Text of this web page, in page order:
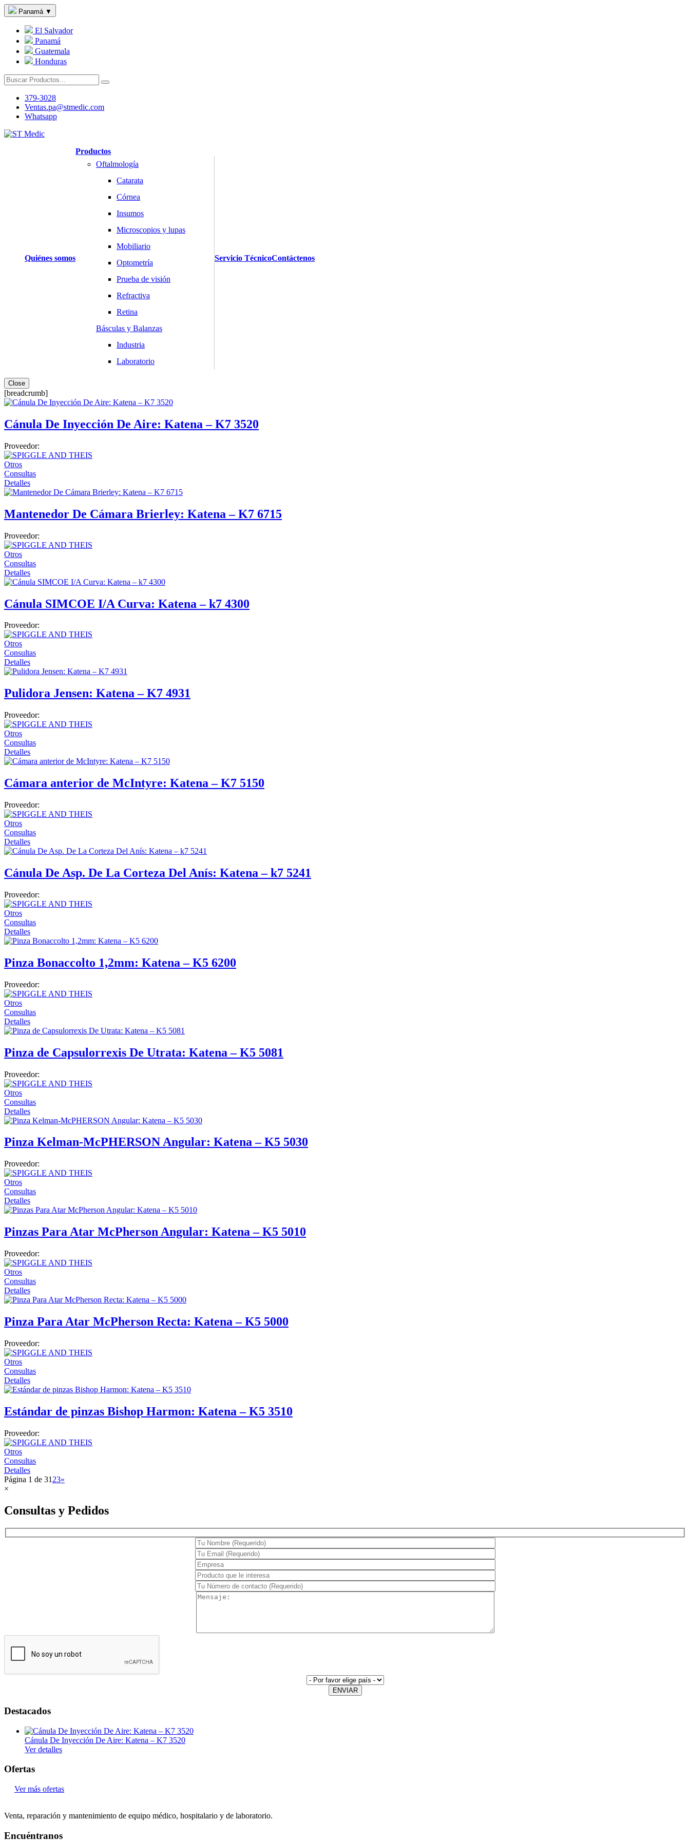
Panamá ▼
El Salvador
Panamá
Guatemala
Honduras
379-3028
Ventas.pa@stmedic.com
Whatsapp
Quiénes somos
Productos
Oftalmología
Catarata
Córnea
Insumos
Microscopios y lupas
Mobiliario
Optometría
Prueba de visión
Refractiva
Retina
Básculas y Balanzas
Industria
Laboratorio
Electrocardiógrafos
Confort
Movilidad
Rígida
Desfribiladores
Ginecología
Mobiliario médico
Neonatología
Quirófano
Monitores de paciente
Sistemas de radiografía
Servicio TécnicoContáctenos
Close
[breadcrumb]
Cánula De Inyección De Aire: Katena – K7 3520
Proveedor:
Otros
Consultas
Detalles
Mantenedor De Cámara Brierley: Katena – K7 6715
Proveedor:
Otros
Consultas
Detalles
Cánula SIMCOE I/A Curva: Katena – k7 4300
Proveedor:
Otros
Consultas
Detalles
Pulidora Jensen: Katena – K7 4931
Proveedor:
Otros
Consultas
Detalles
Cámara anterior de McIntyre: Katena – K7 5150
Proveedor:
Otros
Consultas
Detalles
Cánula De Asp. De La Corteza Del Anís: Katena – k7 5241
Proveedor:
Otros
Consultas
Detalles
Pinza Bonaccolto 1,2mm: Katena – K5 6200
Proveedor:
Otros
Consultas
Detalles
Pinza de Capsulorrexis De Utrata: Katena – K5 5081
Proveedor:
Otros
Consultas
Detalles
Pinza Kelman-McPHERSON Angular: Katena – K5 5030
Proveedor:
Otros
Consultas
Detalles
Pinzas Para Atar McPherson Angular: Katena – K5 5010
Proveedor:
Otros
Consultas
Detalles
Pinza Para Atar McPherson Recta: Katena – K5 5000
Proveedor:
Otros
Consultas
Detalles
Estándar de pinzas Bishop Harmon: Katena – K5 3510
Proveedor:
Otros
Consultas
Detalles
Página 1 de 31 23»
×
Consultas y Pedidos
ENVIAR
Destacados
Cánula De Inyección De Aire: Katena – K7 3520
Ver detalles
Ofertas
Ver más ofertas
Venta, reparación y mantenimiento de equipo médico, hospitalario y de laboratorio.
Encuéntranos